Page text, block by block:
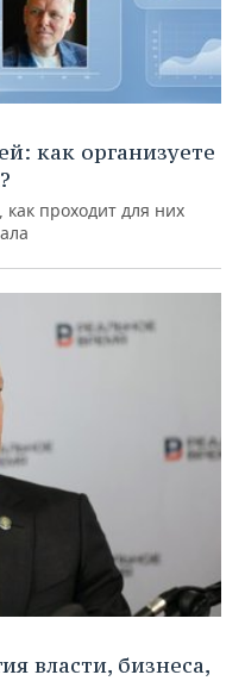
как организуете
проходит для них
власти, бизнеса,